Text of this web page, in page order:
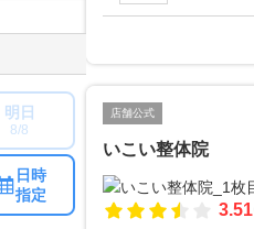
店舗公式
いこい整体院
3.51
明日
8/8
日時
指定